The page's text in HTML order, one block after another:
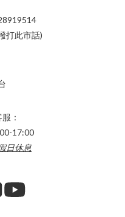
打此市話)
：
17:00
日休息